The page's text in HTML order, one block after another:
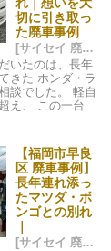
切に引き取っ
た廃車事例
[サイセイ 廃車ネット 福岡市] 2025/12/28 04:08
いたのは、長年
きた ホンダ・ラ
談でした。 軽自
え、 この一台
【福岡市早良
区 廃車事例】
長年連れ添っ
たマツダ・ボ
ンゴとの別れ
[サイセイ 廃車ネット 福岡市] 2025/12/28 03:37